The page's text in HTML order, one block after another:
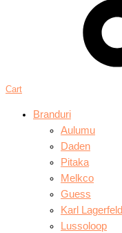
Cart
Branduri
Aulumu
Daden
Pitaka
Melkco
Guess
Karl Lagerfeld
Lussoloop